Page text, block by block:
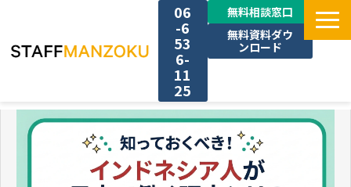
06
-6
53
6-
11
25
無料相談窓口
無料資料ダウ
ンロード
TOP